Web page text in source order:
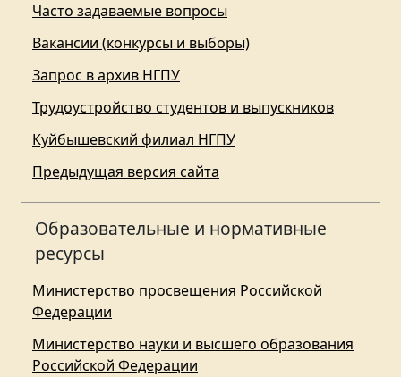
Часто задаваемые вопросы
Вакансии (конкурсы и выборы)
Запрос в архив НГПУ
Трудоустройство студентов и выпускников
Куйбышевский филиал НГПУ
Предыдущая версия сайта
Образовательные и нормативные
ресурсы
Министерство просвещения Российской
Федерации
Министерство науки и высшего образования
Российской Федерации